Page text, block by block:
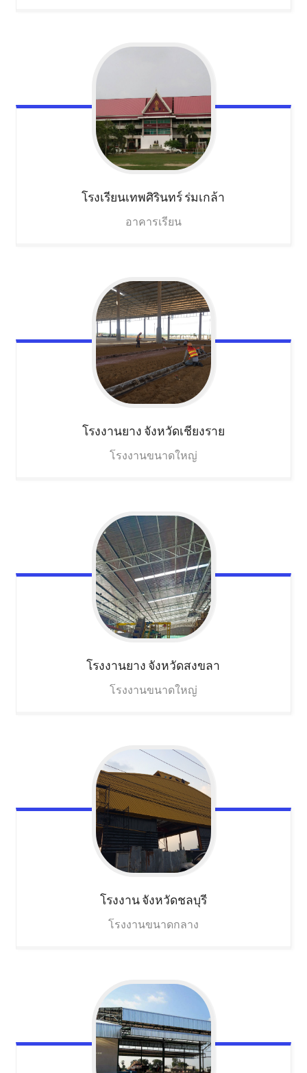
โรงเรียนเทพศิรินทร์ร่มเกล้า
อาคารเรียน
โรงงานยาง จังหวัดเชียงราย
โรงงานขนาดใหญ่
โรงงานยาง จังหวัดสงขลา
โรงงานขนาดใหญ่
โรงงานจังหวัดชลบุรี
โรงงานขนาดกลาง